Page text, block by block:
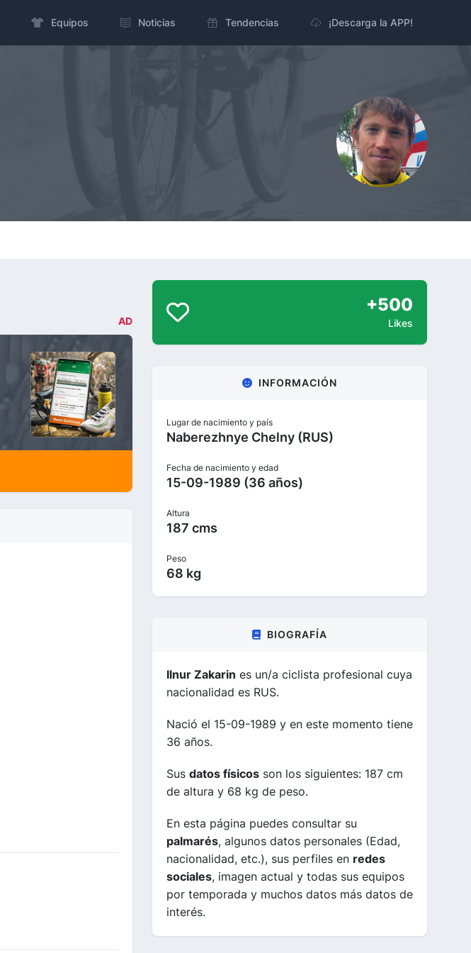
Equipos Noticias Tendencias ¡Descarga la APP!
AD
+500
Likes
INFORMACIÓN
Lugar de nacimiento y país
Naberezhnye Chelny (RUS)
Fecha de nacimiento y edad
15-09-1989 (36 años)
Altura
187 cms
Peso
68 kg
BIOGRAFÍA
Ilnur Zakarin es un/a ciclista profesional cuya
nacionalidad es RUS.
Nació el 15-09-1989 y en este momento tiene
36 años.
Sus datos físicos son los siguientes: 187 cm
de altura y 68 kg de peso.
En esta página puedes consultar su
palmarés, algunos datos personales (Edad,
nacionalidad, etc.), sus perfiles en redes
sociales, imagen actual y todas sus equipos
por temporada y muchos datos más datos de
interés.